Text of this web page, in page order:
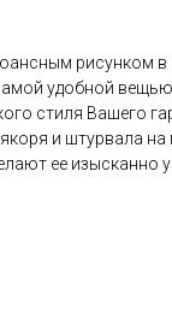
рисунком в
удобной вещью
стиля Вашего
и штурвала
ее изысканно